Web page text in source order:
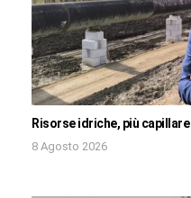
Risorse idriche, più
8 Agosto 2026